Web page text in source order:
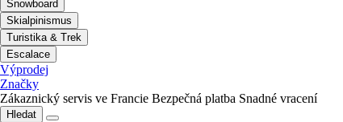
Snowboard
Skialpinismus
Turistika & Trek
Escalace
Výprodej
Značky
Zákaznický servis ve Francie Bezpečná platba Snadné vracení
Hledat